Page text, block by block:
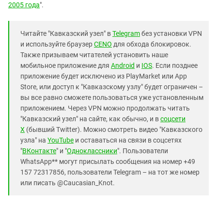
2005 года".
Читайте "Кавказский узел" вTelegramбез установки VPN
и используйте браузерCENO для обхода блокировок.
Также призываем читателей установить наше
мобильное приложение для Android и IOS. Если позднее
приложение будет исключено из PlayMarket или App
Store, или доступ к "Кавказскому узлу" будет ограничен –
вы все равно сможете пользоваться уже установленным
приложением. Через VPN можно продолжать читать
"Кавказский узел" на сайте, как обычно, и всоцсети
X (бывший Twitter). Можно смотреть видео "Кавказского
узла" на YouTube и оставаться на связи в соцсетях
"ВКонтакте" и "Одноклассники". Пользователи
WhatsApp** могут присылать сообщения на номер +49
157 72317856, пользователи Telegram – на тот же номер
или писать @Caucasian_Knot.